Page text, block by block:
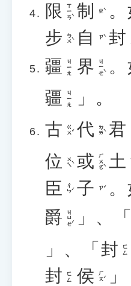
限 ㄒㄧㄢˋ 制 ㄓˋ 。
步 ㄅㄨˋ 自 ㄗˋ 封
疆 ㄐㄧㄤ 界 ㄐㄧㄝˋ 。
疆 ㄐㄧㄤ
」。
古 ㄍㄨˇ 代 ㄉㄞˋ 君
位 ㄨㄟˋ 或 ㄏㄨㄛˋ 土
臣 ㄔㄣˊ 子 ㄗˇ 。
爵 ㄐㄩㄝˊ 」、「
」、「 封 ㄈㄥ
封 ㄈㄥ 侯 ㄏㄡˊ
」